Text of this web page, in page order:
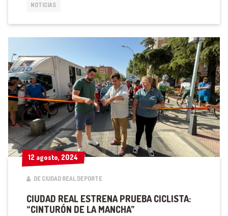
NOTICIAS
12 agosto, 2024
12 agosto, 2024
DE CIUDAD REAL DEPORTE
CIUDAD REAL ESTRENA PRUEBA CICLISTA:
“CINTURÓN DE LA MANCHA”